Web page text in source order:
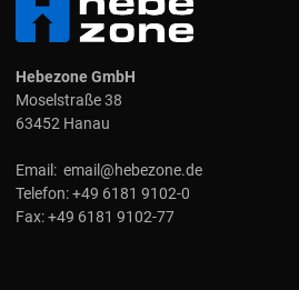
Hebezone GmbH
Moselstraße 38
63452 Hanau
Email: email@hebezone.de
Telefon:+49 6181 9102-0
Fax:+49 6181 9102-77